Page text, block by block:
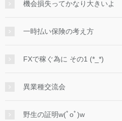
機会損失ってかなり大きいよ
一時払い保険の考え方
FXで稼ぐ為に その1 (*_*)
異業種交流会
野生の証明w(ﾟoﾟ)w